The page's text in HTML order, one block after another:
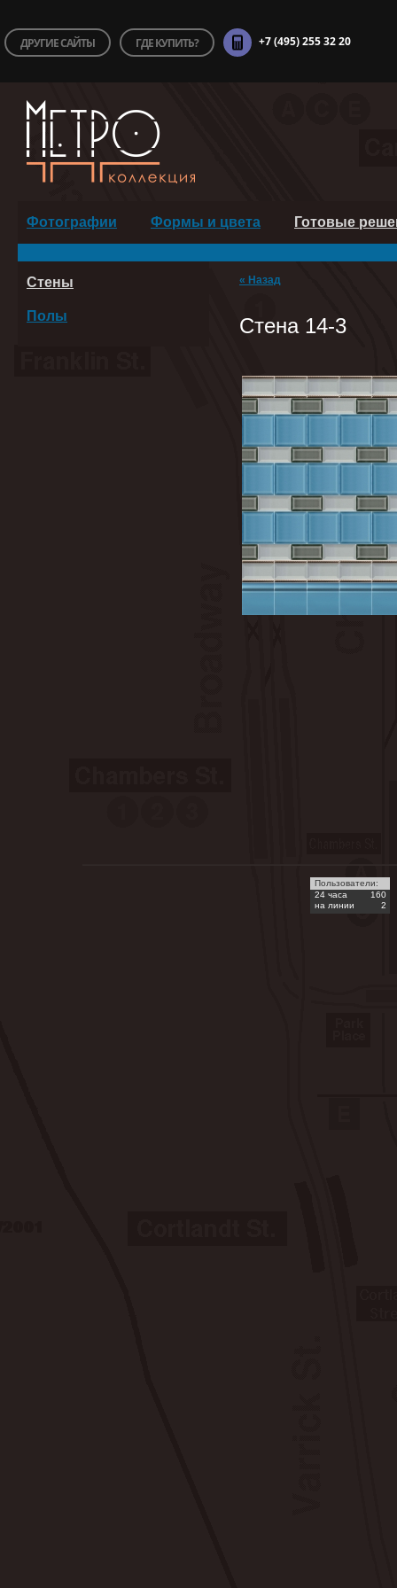
ДРУГИЕ САЙТЫ ГДЕ КУПИТЬ? +7 (495) 255 32 20
Фотографии Формы и цвета Готовые
Стены
Полы
« Назад
Стена 14-3
Пользователи:
24 часа
160
на линии
2